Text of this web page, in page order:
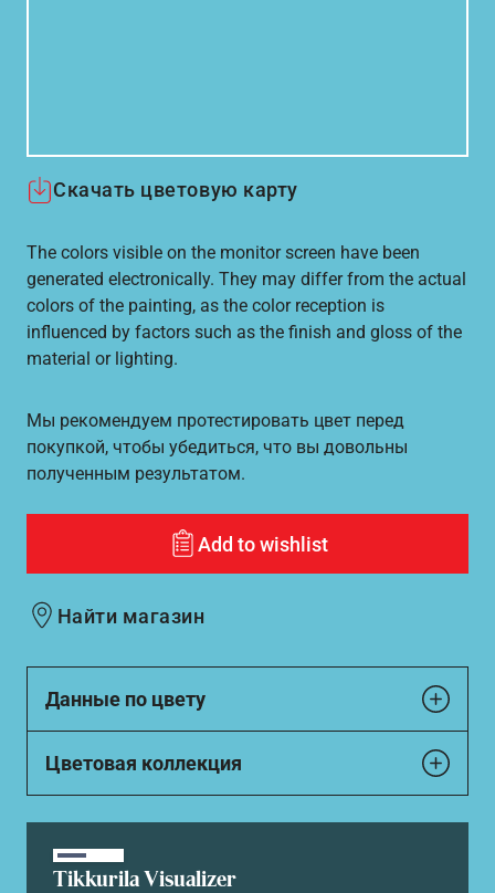
Скачать цветовую карту
The colors visible on the monitor screen have been
generated electronically. They may differ from the actual
colors of the painting, as the color reception is
influenced by factors such as the finish and gloss of the
material or lighting.
Мы рекомендуем протестировать цвет перед
покупкой, чтобы убедиться, что вы довольны
полученным результатом.
Add to wishlist
Найти магазин
Данные по цвету
Цветовая коллекция
Tikkurila Visualizer